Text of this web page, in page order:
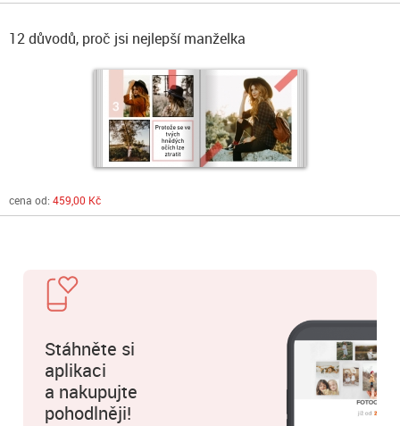
12 důvodů, proč jsi nejlepší manželka
cena od: 459,00 Kč
Stáhněte si
aplikaci
a nakupujte
pohodlněji!